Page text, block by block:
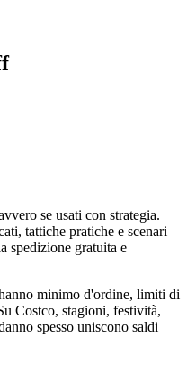
se usati con strategia.
tattiche pratiche e scenari
spedizione gratuita e
minimo d'ordine, limiti di
Costco, stagioni, festività,
spesso uniscono saldi